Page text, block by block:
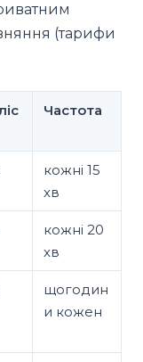
(тарифи
Частота
кожні 15
хв
кожні 20
хв
щогодин
и кожен